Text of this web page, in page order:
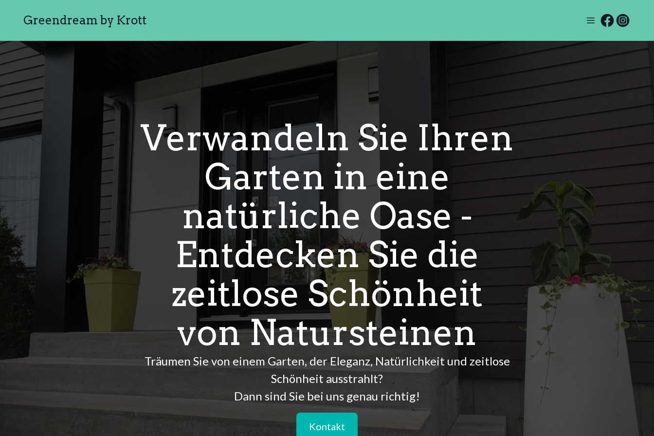
Greendream by Krott
Verwandeln Sie Ihren
Garten in eine
natürliche Oase -
Entdecken Sie die
zeitlose Schönheit
von Natursteinen
Träumen Sie von einem Garten, der Eleganz, Natürlichkeit und zeitlose
Schönheit ausstrahlt?
Kontakt